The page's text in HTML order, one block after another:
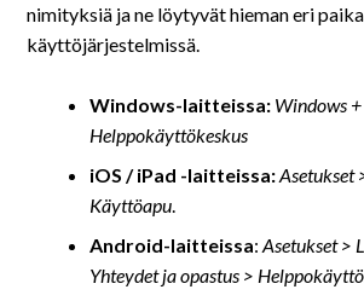
nimityksiä ja ne löytyvät hieman eri
käyttöjärjestelmissä.
Windows-laitteissa: Windows
Helppokäyttökeskus
iOS / iPad -laitteissa:Asetukset
Käyttöapu.
Android-laitteissa: Asetukset >
Yhteydet ja opastus >